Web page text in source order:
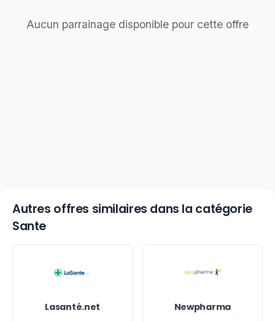
Aucun parrainage disponible pour cette offre
Autres offres similaires dans la catégorie
Sante
Lasanté.net Newpharma